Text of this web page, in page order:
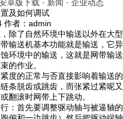
卓版下载 · 新闻 · 企业动态
及如何调试
作者：admin
除了自然环境中输送以外在大型
输送机基本功能就是输送，它异
环境中的输送，这就是网带输送
的作业。
度的正常与否直接影响着输送的
条脱齿或跳齿，而张紧过紧呢又
翻滚时网带上下跳动。
：首先要调整驱动轴与被逼轴的